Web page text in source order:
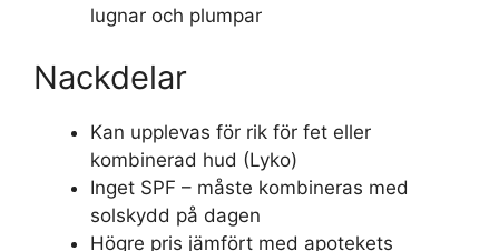
lugnar och plumpar
Nackdelar
Kan upplevas för rik för fet eller
kombinerad hud (Lyko)
Inget SPF – måste kombineras med
solskydd på dagen
Högre pris jämfört med apotekets